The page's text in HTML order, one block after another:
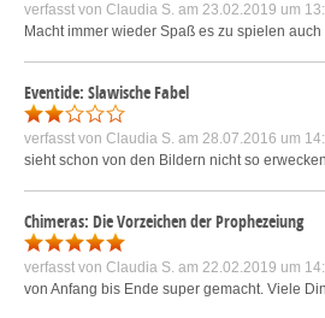
verfasst von Claudia S. am 23.02.2019 um
Macht immer wieder Spaß es zu spielen
Eventide: Slawische Fabel
verfasst von Claudia S. am 28.07.2016 um
sieht schon von den Bildern nicht so
Chimeras: Die Vorzeichen der Prophezeiung
verfasst von Claudia S. am 22.02.2019 um
von Anfang bis Ende super gemacht. Viele